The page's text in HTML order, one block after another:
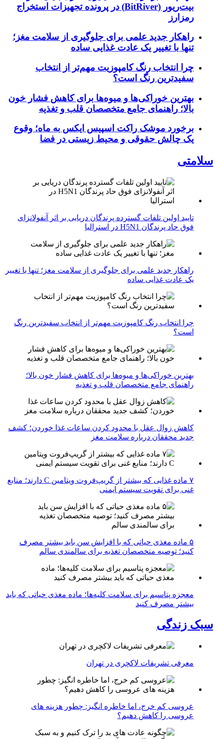
بیت‌ریور (BitRiver) در پرونده تجهیزات استخراج
رمزارز
راهکار جدید علمی برای جلوگیری از سلامت مغز؛
تنها با تغییر یک عادت غذایی ساده
چرا انتخاب رنگ کامپوزیت مهم‌تر از انتخاب
سفیدترین رنگ است؟
بهترین خوراکی‌ها و میوه‌ها برای کاهش فشار خون
بالا؛ راهنمای جامع متخصصان قلب و تغذیه
برخورد موشک راکت اسپیس ایکس به ماه؛ وقوع
یک چالش حقوقی و محیط زیستی در فضا
سلامتی
تایید اولین تلفات گسترده پرندگان دریایی بر اثر آنفولانزای
فوق حاد پرندگان H5N1 در استرالیا
راهکار جدید علمی برای جلوگیری از سلامت مغز؛ تنها با تغییر
یک عادت غذایی ساده
چرا انتخاب رنگ کامپوزیت مهم‌تر از انتخاب سفیدترین رنگ
است؟
بهترین خوراکی‌ها و میوه‌ها برای کاهش فشار خون بالا؛
راهنمای جامع متخصصان قلب و تغذیه
کاهش زوال عقل با محدود کردن ساعات غذا خوردن؛ کشف
جدید محققان درباره سلامت مغز
۷ ماده غذایی که بیشتر از گریپ‌فروت ویتامین C دارند؛ منابع
غنی برای تقویت سیستم ایمنی
۵ ماده مغذی حیاتی که با افزایش سن باید بیشتر مصرف
کنید؛ توصیه متخصصان تغذیه برای سالمندی سالم
معجزه پتاسیم برای سلامت کلیه‌ها؛ ماده مغذی حیاتی که باید
بیشتر مصرف کنید
سبک زندگی
معرفی تشریفات لاکچری در تهران
عروسی کم خرج، اما خاطره انگیز: چطور هزینه های
عروسی را کاهش دهیم؟